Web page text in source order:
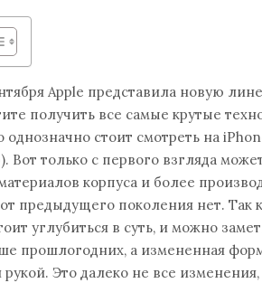
Apple представила новую
получить все самые крутые
однозначно стоит смотреть на
только с первого взгляда
корпуса и более
предыдущего поколения нет. Так
углубиться в суть, и можно
прошлогодних, а измененная
Это далеко не все